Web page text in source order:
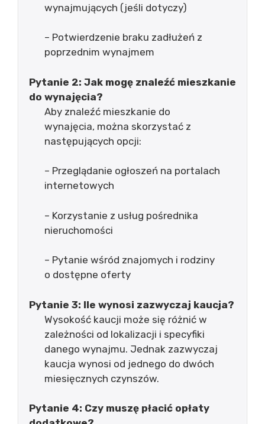
wynajmujących (jeśli dotyczy)
– Potwierdzenie braku zadłużeń z
poprzednim wynajmem
Pytanie 2: Jak mogę znaleźć mieszkanie
do wynajęcia?
Aby znaleźć mieszkanie do
wynajęcia, można skorzystać z
następujących opcji:
– Przeglądanie ogłoszeń na portalach
internetowych
– Korzystanie z usług pośrednika
nieruchomości
– Pytanie wśród znajomych i rodziny
o dostępne oferty
Pytanie 3: Ile wynosi zazwyczaj kaucja?
Wysokość kaucji może się różnić w
zależności od lokalizacji i specyfiki
danego wynajmu. Jednak zazwyczaj
kaucja wynosi od jednego do dwóch
miesięcznych czynszów.
Pytanie 4: Czy muszę płacić opłaty